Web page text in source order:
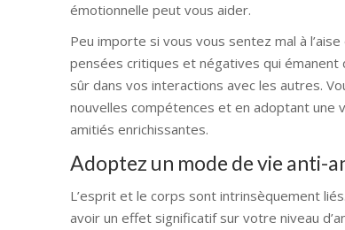
émotionnelle peut vous aider.
Peu importe si vous vous sentez mal à
pensées critiques et négatives qui
sûr dans vos interactions avec les autres.
nouvelles compétences et en adoptant
amitiés enrichissantes.
Adoptez un mode de vie anti-
L’esprit et le corps sont intrinsèquement
avoir un effet significatif sur votre niveau